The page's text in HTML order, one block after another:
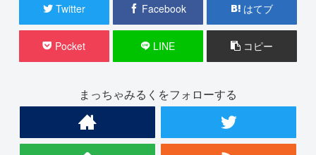
Twitter Facebook はてブ
Pocket LINE コピー
まっちゃみるくをフォローする